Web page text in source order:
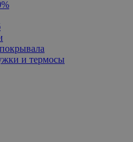
и термосы